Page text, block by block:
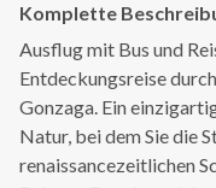
Komplette
Ausflug mit Bus und
Entdeckungsreise
Gonzaga. Ein
Natur, bei dem Sie die
renaissancezeitlichen